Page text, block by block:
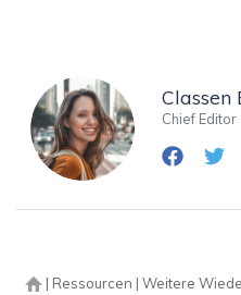
Classen
Chief Editor
| Ressourcen | Weitere